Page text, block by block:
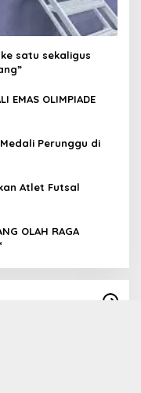
satu sekaligus
EMAS OLIMPIADE
Perunggu di
Atlet Futsal
OLAH RAGA